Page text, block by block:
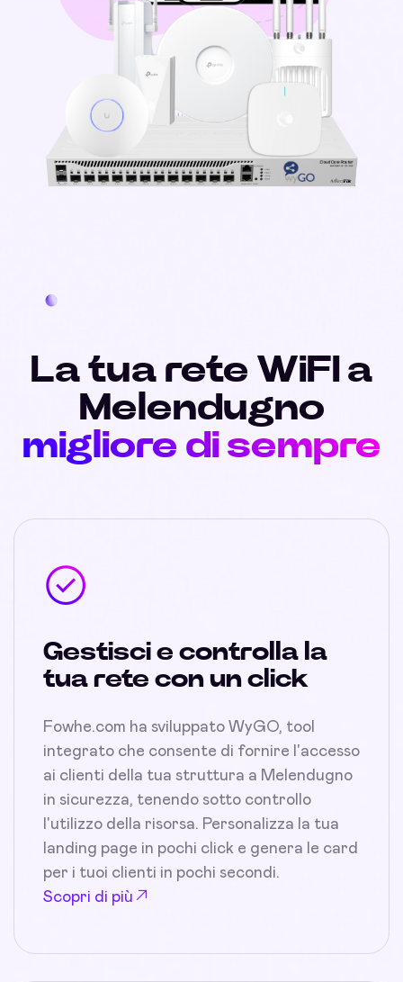
La tua rete WiFI a
Melendugno
migliore di sempre
Gestisci e controlla la
tua rete con un click
Fowhe.com ha sviluppato WyGO, tool
integrato che consente di fornire l'accesso
ai clienti della tua struttura a Melendugno
in sicurezza, tenendo sotto controllo
l'utilizzo della risorsa. Personalizza la tua
landing page in pochi click e genera le card
per i tuoi clienti in pochi secondi.
Scopri di più